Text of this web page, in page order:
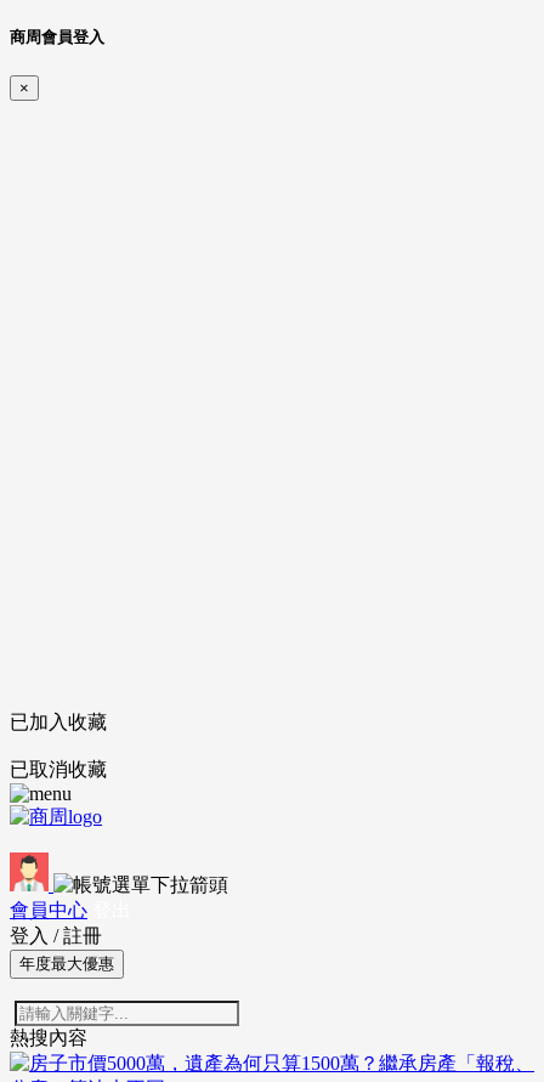
商周會員登入
×
已加入收藏
已取消收藏
會員中心
登入 / 註冊
年度最大優惠
熱搜內容